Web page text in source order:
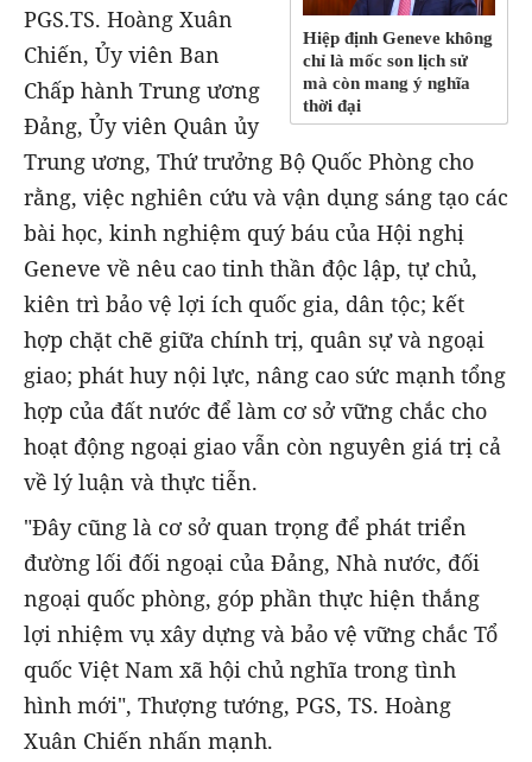
Hiệp định Geneve không
chỉ là mốc son lịch sử
mà còn mang ý nghĩa
thời đại
PGS.TS. Hoàng Xuân
Chiến, Ủy viên Ban
Chấp hành Trung ương
Đảng, Ủy viên Quân ủy
Trung ương, Thứ trưởng Bộ Quốc Phòng cho
rằng, việc nghiên cứu và vận dụng sáng tạo các
bài học, kinh nghiệm quý báu của Hội nghị
Geneve về nêu cao tinh thần độc lập, tự chủ,
kiên trì bảo vệ lợi ích quốc gia, dân tộc; kết
hợp chặt chẽ giữa chính trị, quân sự và ngoại
giao; phát huy nội lực, nâng cao sức mạnh tổng
hợp của đất nước để làm cơ sở vững chắc cho
hoạt động ngoại giao vẫn còn nguyên giá trị cả
về lý luận và thực tiễn.
"Đây cũng là cơ sở quan trọng để phát triển
đường lối đối ngoại của Đảng, Nhà nước, đối
ngoại quốc phòng, góp phần thực hiện thắng
lợi nhiệm vụ xây dựng và bảo vệ vững chắc Tổ
quốc Việt Nam xã hội chủ nghĩa trong tình
hình mới", Thượng tướng, PGS, TS. Hoàng
Xuân Chiến nhấn mạnh.